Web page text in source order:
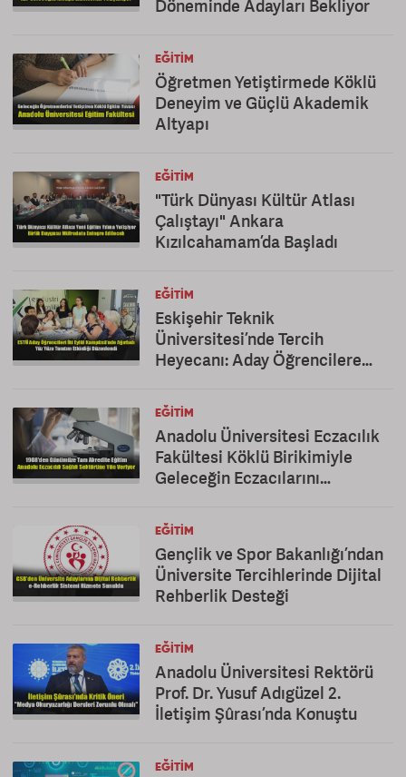
Döneminde Adayları Bekliyor
EĞITIM
Öğretmen Yetiştirmede Köklü
Deneyim ve Güçlü Akademik
Altyapı
EĞITIM
"Türk Dünyası Kültür Atlası
Çalıştayı" Ankara
Kızılcahamam’da Başladı
EĞITIM
Eskişehir Teknik
Üniversitesi’nde Tercih
Heyecanı: Aday Öğrencilere
EĞITIM
Anadolu Üniversitesi Eczacılık
Fakültesi Köklü Birikimiyle
Geleceğin Eczacılarını
EĞITIM
Gençlik ve Spor Bakanlığı’ndan
Üniversite Tercihlerinde Dijital
Rehberlik Desteği
EĞITIM
Anadolu Üniversitesi Rektörü
Prof. Dr. Yusuf Adıgüzel 2.
İletişim Şûrası’nda Konuştu
EĞITIM